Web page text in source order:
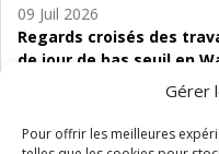
Gérer
Pour offrir les meilleures
09 Juil 2026
Regards croisés des
de jour de bas seuil en
06 Juil 2026